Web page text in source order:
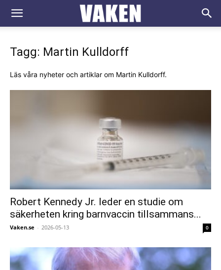
VAKEN.se
Tagg: Martin Kulldorff
Läs våra nyheter och artiklar om Martin Kulldorff.
Robert Kennedy Jr. leder en studie om
säkerheten kring barnvaccin tillsammans...
Vaken.se - 2026-05-13 0